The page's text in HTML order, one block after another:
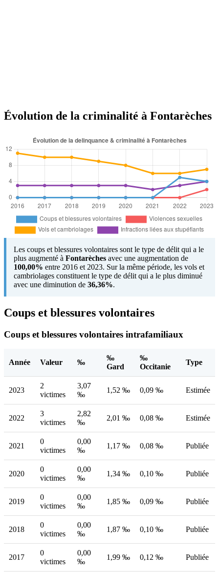
Évolution de la criminalité à Fontarèches
Les coups et blessures volontaires sont le type de délit qui a le
plus augmenté à Fontarèches avec une augmentation de
100,00% entre 2016 et 2023. Sur la même période, les vols et
cambriolages constituent le type de délit qui a le plus diminué
avec une diminution de 36,36%.
Coups et blessures volontaires
Coups et blessures volontaires intrafamiliaux
Année Valeur ‰
‰
Gard
‰
Occitanie
Type
2023
2
victimes
3,07
‰
1,52 ‰ 0,09 ‰ Estimée
2022
3
victimes
2,82
‰
2,01 ‰ 0,08 ‰ Estimée
2021
0
victimes
0,00
‰
1,17 ‰ 0,08 ‰ Publiée
2020
0
victimes
0,00
‰
1,34 ‰ 0,10 ‰ Publiée
2019
0
victimes
0,00
‰
1,85 ‰ 0,09 ‰ Publiée
2018
0
victimes
0,00
‰
1,87 ‰ 0,10 ‰ Publiée
2017
0
victimes
0,00
‰
1,99 ‰ 0,12 ‰ Publiée